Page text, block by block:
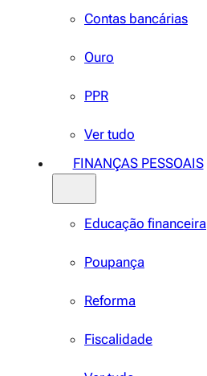
Contas bancárias
Ouro
PPR
Ver tudo
FINANÇAS PESSOAIS
Educação financeira
Poupança
Reforma
Fiscalidade